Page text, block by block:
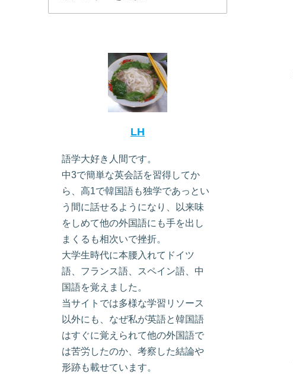
LH
語学大好き人間です。
中3で簡単な英会話を習得してか
ら、高1で韓国語も独学であっとい
う間に話せるようになり、以来味
をしめて他の外国語にも手を出し
まくるも相次いで挫折。
大学生時代に本腰入れてドイツ
語、フランス語、スペイン語、中
国語を覚えました。
当サイトでは多様な学習リソース
以外にも、なぜ私が英語と韓国語
はすぐに覚えられて他の外国語で
は苦労したのか、考察した結論や
形跡も載せています。